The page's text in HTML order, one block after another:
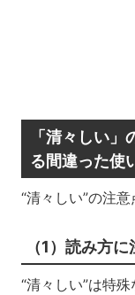
「清々しい
る間違った使
“清々しい”の注意
（1）読み方に
“清々しい”は特